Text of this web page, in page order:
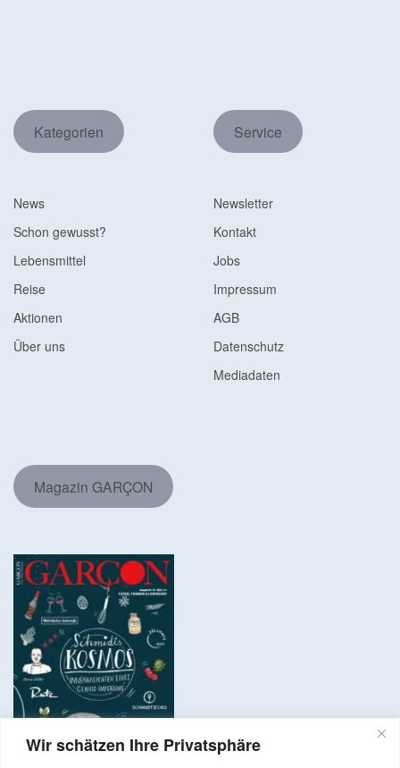
Wir schätzen Ihre Privatsphäre
Kategorien
News
Schon gewusst?
Lebensmittel
Reise
Aktionen
Über uns
Service
Newsletter
Kontakt
Jobs
Impressum
AGB
Datenschutz
Mediadaten
Magazin GARÇON